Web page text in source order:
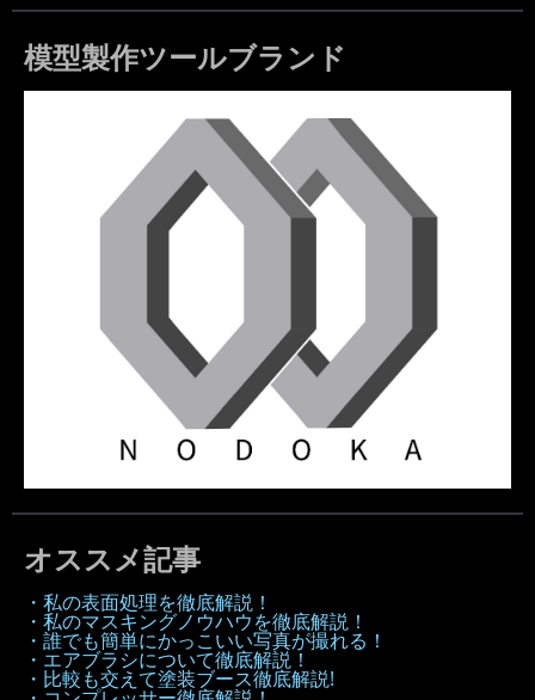
模型製作ツールブランド
オススメ記事
・私の表面処理を徹底解説！
・私のマスキングノウハウを徹底解説！
・誰でも簡単にかっこいい写真が撮れる！
・エアブラシについて徹底解説！
・比較も交えて塗装ブース徹底解説!